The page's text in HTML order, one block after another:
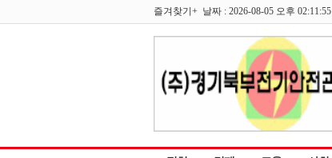
즐겨찾기+ 날짜 : 2026-08-05 오후 02:11:55